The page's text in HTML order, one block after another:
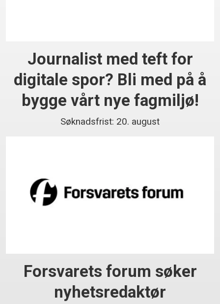
Journalist med teft for
digitale spor? Bli med på å
bygge vårt nye fagmiljø!
Søknadsfrist: 20. august
Forsvarets forum søker
nyhetsredaktør